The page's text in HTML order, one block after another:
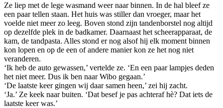
Ze liep met de lege wasmand weer naar binnen. In de hal bleef ze
een paar tellen staan. Het huis was stiller dan vroeger, maar het
voelde niet meer zo leeg. Boven stond zijn tandenborstel nog altijd
op dezelfde plek in de badkamer. Daarnaast het scheerapparaat, de
kam, de tandpasta. Alles stond er nog alsof hij elk moment binnen
kon lopen en op de een of andere manier kon ze het nog niet
veranderen.
‘Ik heb de auto gewassen,’ vertelde ze. ‘En een paar lampjes deden
het niet meer. Dus ik ben naar Wibo gegaan.’
‘De laatste keer gingen wij daar samen heen,’ zei hij zacht.
‘Ja.’ Ze keek naar buiten. ‘Dat besef je pas achteraf hè? Dat iets de
laatste keer was.’